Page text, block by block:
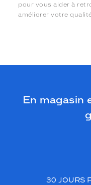
pour vous aider à
améliorer votre
En magasin
30 JOURS